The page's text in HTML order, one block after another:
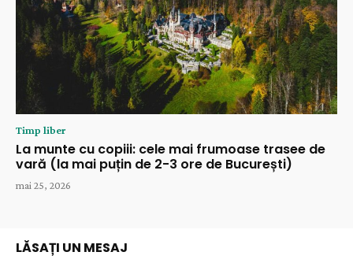
Timp liber
La munte cu copiii: cele mai frumoase trasee de
vară (la mai puțin de 2-3 ore de București)
mai 25, 2026
LĂSAȚI UN MESAJ